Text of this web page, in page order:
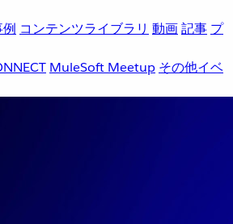
コンテンツライブラリ 動画記事 プ
MuleSoft Meetup その他イベ